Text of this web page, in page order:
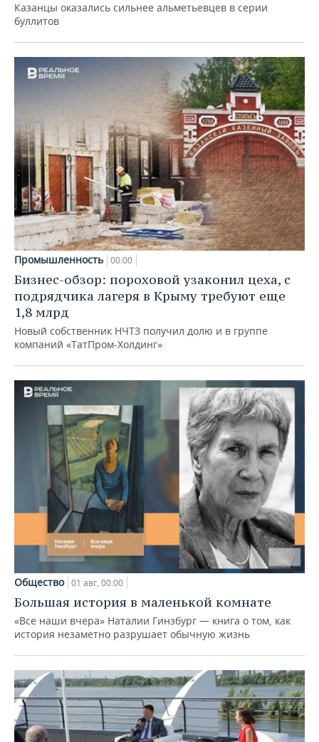
Казанцы оказались сильнее альметьевцев в серии
буллитов
Промышленность 00:00
Бизнес-обзор: пороховой узаконил цеха, с
подрядчика лагеря в Крыму требуют еще
1,8 млрд
Новый собственник НЧТЗ получил долю и в группе
компаний «ТатПром-Холдинг»
Общество 01 авг, 00:00
Большая история в маленькой комнате
«Все наши вчера» Наталии Гинзбург — книга о том, как
история незаметно разрушает обычную жизнь